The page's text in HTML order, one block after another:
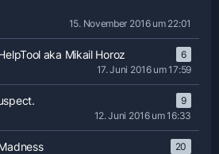
15. November 2016 um 22:01
aka Mikail Horoz
6
17. Juni 2016 um 17:59
9
12. Juni 2016 um 16:33
20